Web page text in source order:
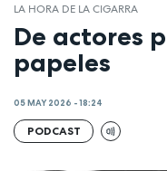
LA HORA DE LA CIGARRA
De actores
papeles
05 MAY 2026 - 18:24
PODCAST